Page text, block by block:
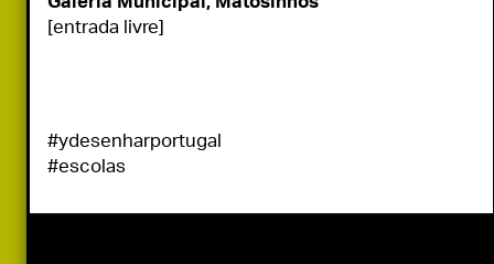
[entrada livre]
#ydesenharportugal
#escolas